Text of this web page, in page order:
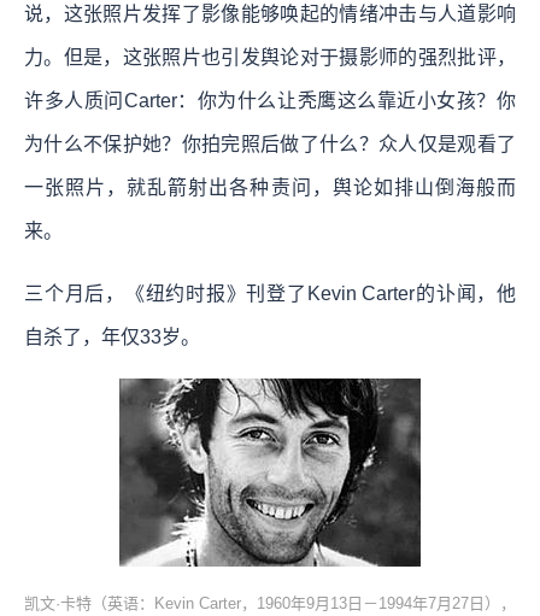
说，这张照片发挥了影像能够唤起的情绪冲击与人道影响
力。但是，这张照片也引发舆论对于摄影师的强烈批评，
许多人质问Carter：你为什么让秃鹰这么靠近小女孩？你
为什么不保护她？你拍完照后做了什么？众人仅是观看了
一张照片，就乱箭射出各种责问，舆论如排山倒海般而
来。
三个月后，《纽约时报》刊登了Kevin Carter的讣闻，他
自杀了，年仅33岁。
凯文·卡特（英语：Kevin Carter，1960年9月13日－1994年7月27日），